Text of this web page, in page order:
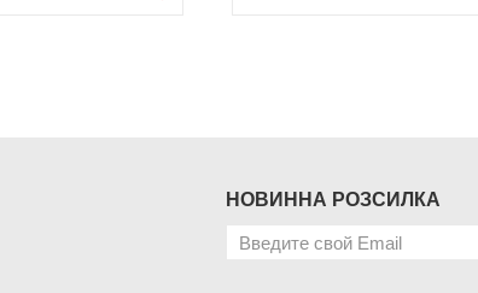
НОВИННА РОЗСИЛКА